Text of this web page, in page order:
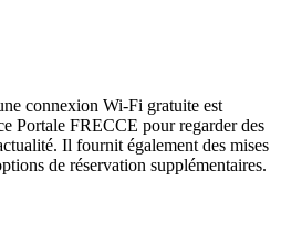
connexion Wi-Fi gratuite est
Portale FRECCE pour regarder des
Il fournit également des mises
de réservation supplémentaires.